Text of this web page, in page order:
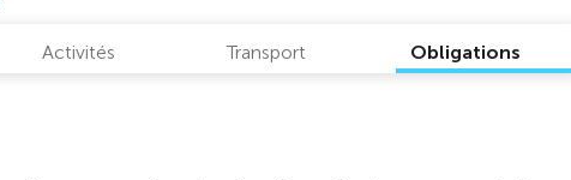
Activités Transport Obligations